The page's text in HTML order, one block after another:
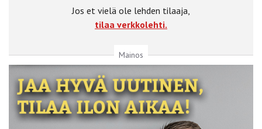
Jos et vielä ole lehden tilaaja,
tilaa verkkolehti.
Mainos